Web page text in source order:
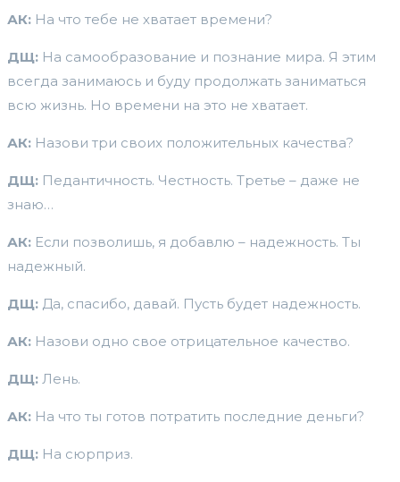
АК: На что тебе не хватает времени?
ДЩ: На самообразование и познание мира. Я этим
всегда занимаюсь и буду продолжать заниматься
всю жизнь. Но времени на это не хватает.
АК: Назови три своих положительных качества?
ДЩ: Педантичность. Честность. Третье – даже не
знаю…
АК: Если позволишь, я добавлю – надежность. Ты
надежный.
ДЩ: Да, спасибо, давай. Пусть будет надежность.
АК: Назови одно свое отрицательное качество.
ДЩ: Лень.
АК: На что ты готов потратить последние деньги?
ДЩ: На сюрприз.